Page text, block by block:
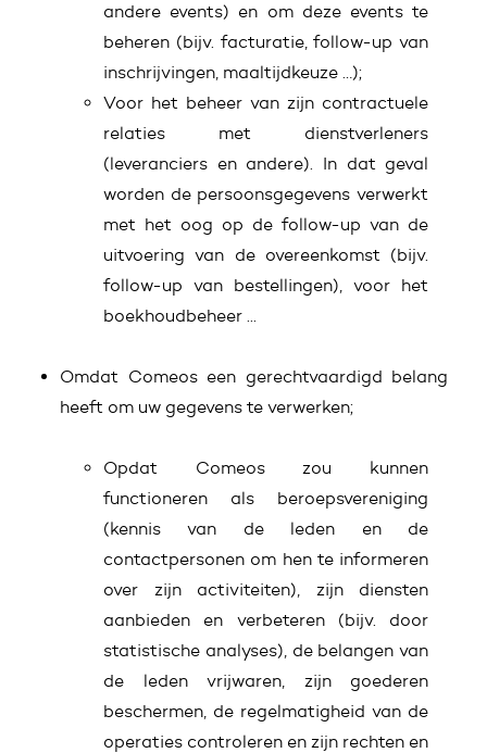
andere events) en om deze events te
beheren (bijv. facturatie, follow-up van
inschrijvingen, maaltijdkeuze …);
Voor het beheer van zijn contractuele
relaties met dienstverleners
(leveranciers en andere). In dat geval
worden de persoonsgegevens verwerkt
met het oog op de follow-up van de
uitvoering van de overeenkomst (bijv.
follow-up van bestellingen), voor het
boekhoudbeheer ...
Omdat Comeos een gerechtvaardigd belang
heeft om uw gegevens te verwerken;
Opdat Comeos zou kunnen
functioneren als beroepsvereniging
(kennis van de leden en de
contactpersonen om hen te informeren
over zijn activiteiten), zijn diensten
aanbieden en verbeteren (bijv. door
statistische analyses), de belangen van
de leden vrijwaren, zijn goederen
beschermen, de regelmatigheid van de
operaties controleren en zijn rechten en